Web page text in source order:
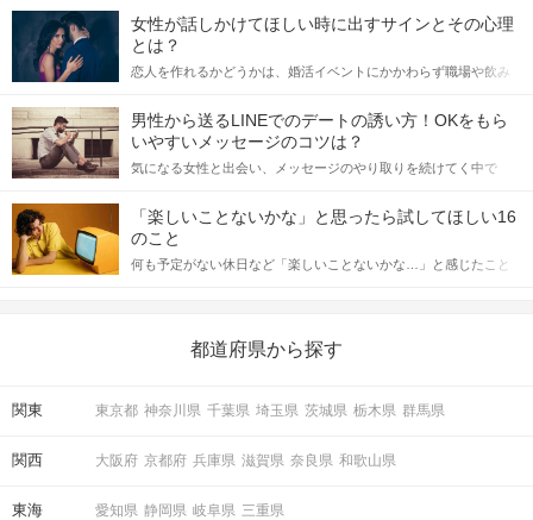
女性が話しかけてほしい時に出すサインとその心理
とは？
恋人を作れるかどうかは、婚活イベントにかかわらず職場や飲み
てアプローチできるかにも左右されます。 これから恋人作りを本
格的に始めようとしている方は、女性が異性を求めて出すサイン
をしっかりと理解し、正しい行動に移せるかどうかが重要。 この
記事では、女性が話しかけて欲しい時に出すサインとその心理を
合にどのような行動に繋げるべきかをご紹介していきます。
男性から送るLINEでのデートの誘い方！OKをもら
いやすいメッセージのコツは？
気になる女性と出会い、メッセージのやり取りを続けてく中で
しかし、中には「どう誘ったらいいの？」とお困りの男性もいら
っしゃるのではないでしょうか。 そこで今回は、男性から女性へ
送るLINEでのデートの誘い方のコツをご紹介します。例文も混じ
えながら解説するので、ぜひ参考にしてください。
「楽しいことないかな」と思ったら試してほしい16
のこと
何も予定がない休日など「楽しいことないかな…」と感じたこと
の楽しいことアイデアを集めました♪ いままさに楽しいことを探し
都道府県から探す
関東 東京都 神奈川県 千葉県 埼玉県 茨城県 栃木県 群馬県
関西 大阪府 京都府 兵庫県 滋賀県 奈良県 和歌山県
東海 愛知県 静岡県 岐阜県 三重県